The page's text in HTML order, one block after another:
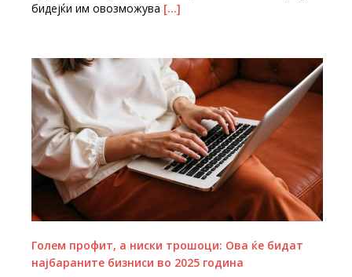
бидејќи им овозможува […]
Голем профит, а ниски трошоци: Ова ќе бидат
најбараните бизниси во 2025 година